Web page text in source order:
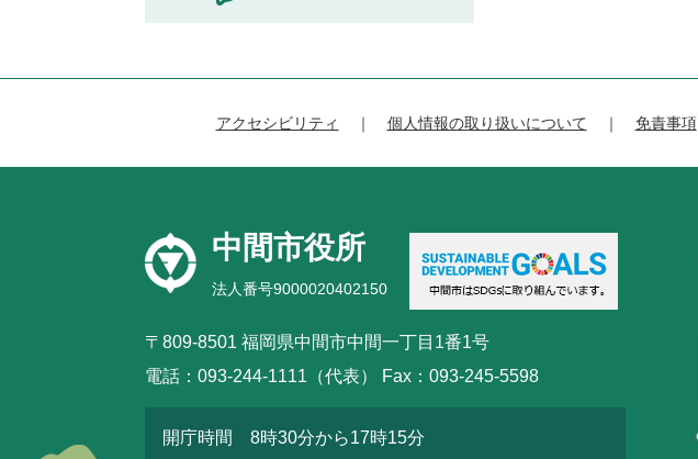
アクセシビリティ 個人情報の取り扱いについて 免責事項
中間市役所
法人番号9000020402150
〒809-8501 福岡県中間市中間一丁目1番1号
電話：093-244-1111（代表） Fax：093-245-5598
開庁時間 8時30分から17時15分